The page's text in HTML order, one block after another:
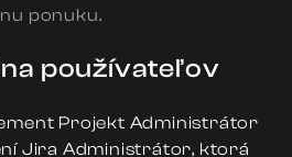
ponuku.
používateľov
Projekt Administrátor
Jira Administrátor, ktorá